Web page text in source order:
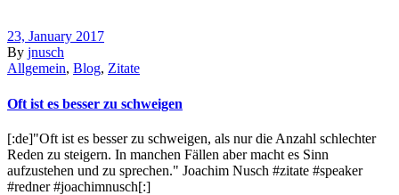
23, January 2017
By jnusch
Allgemein, Blog, Zitate
Oft ist es besser zu schweigen
[:de]"Oft ist es besser zu schweigen, als nur die Anzahl schlechter
Reden zu steigern. In manchen Fällen aber macht es Sinn
aufzustehen und zu sprechen." Joachim Nusch #zitate #speaker
#redner #joachimnusch[:]